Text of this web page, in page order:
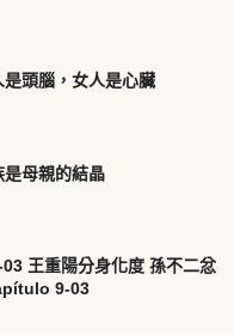
是頭腦，女人是心臟
是母親的結晶
03 王重陽分身化度 孫不二忿
9-03